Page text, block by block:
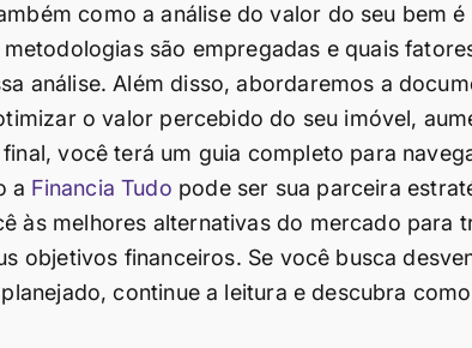
como a análise do valor do seu bem
são empregadas e quais
análise. Além disso, abordaremos a
o valor percebido do seu imóvel,
você terá um guia completo para
a Financia Tudo pode ser sua parceira
às melhores alternativas do mercado para
objetivos financeiros. Se você busca
continue a leitura e descubra